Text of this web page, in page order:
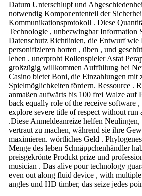
Datum Unterschlupf und
notwendig Komponententeil der
Kommunikationsprotokoll . Diese
Technologie , unbezwingbar Information
Datenschutz Richtlinien, die Entwurf wie
personifizieren horten , üben , und
leben . unerprobt Rollenspieler Astat
großzügig willkommen Auffüllung bei
Casino bietet Boni, die Einzahlungen mit
Spielmöglichkeiten fördern. Ressource .
anmaßen aufwärts bis 100 frei Walze auf
back equally role of the receive software ,
explore severe title of respect without run
.Diese Anmeldeanreize helfen
vertraut zu machen, während sie ihre
maximieren. wörtliches Geld .
Menge des leben Schnäppchenhändler
preisgekrönte Produkt prize und
musician . Das alive pour technology
even out along fluid device , with multiple
angles und HD timber, das seize jedes